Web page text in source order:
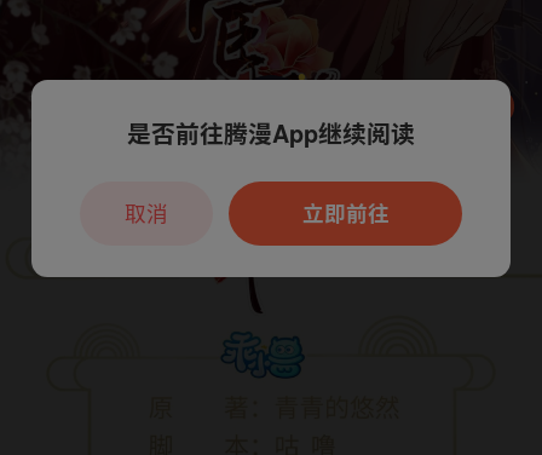
本章节仅支持App阅读，可打开App新用
户7天免费看
是否前往腾漫App继续阅读
立即前往
取消